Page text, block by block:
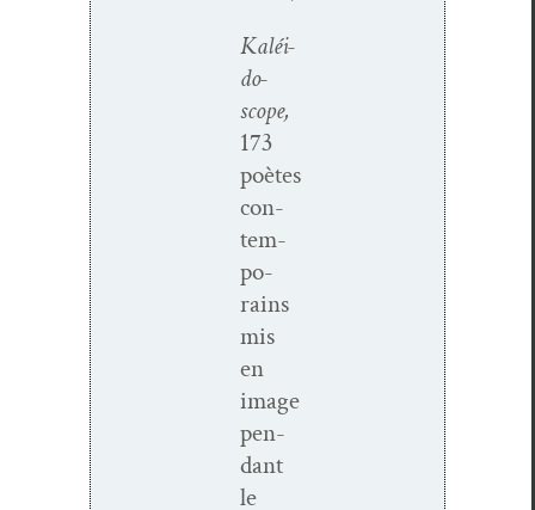
Kaléi­
do­
scope,
173
poètes
con­
tem­
po­
rains
mis
en
image
pen­
dant
le